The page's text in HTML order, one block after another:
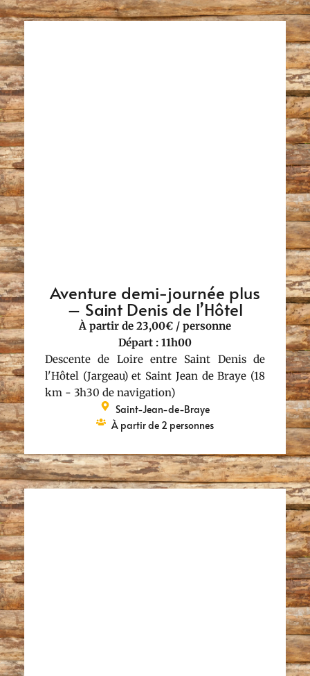
Aventure demi-journée plus
– Saint Denis de l’Hôtel
À partir de 23,00€ / personne
Départ : 11h00
Descente de Loire entre Saint Denis de
l'Hôtel (Jargeau) et Saint Jean de Braye (18
km - 3h30 de navigation)
Saint-Jean-de-Braye
À partir de 2 personnes